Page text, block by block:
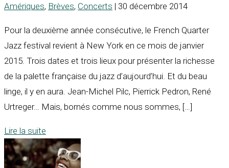
Amériques, Brèves, Concerts | 30 décembre 2014
Pour la deuxième année consécutive, le French Quarter
Jazz festival revient à New York en ce mois de janvier
2015. Trois dates et trois lieux pour présenter la richesse
de la palette française du jazz d’aujourd’hui. Et du beau
linge, il y en aura. Jean-Michel Pilc, Pierrick Pedron, René
Urtreger… Mais, bornés comme nous sommes, […]
Lire la suite